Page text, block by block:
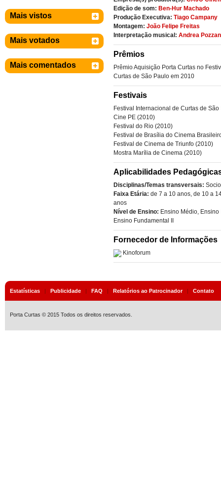
Mais vistos
Mais votados
Mais comentados
Edição de som: Ben-Hur Machado
Produção Executiva: Tiago Campany
Montagem: João Felipe Freitas
Interpretação musical: Andrea
Prêmios
Prêmio Aquisição Porta Curtas no
Curtas de São Paulo em 2010
Festivais
Festival Internacional de Curtas de
Cine PE (2010)
Festival do Rio (2010)
Festival de Brasília do Cinema
Festival de Cinema de Triunfo (2010)
Mostra Marília de Cinema (2010)
Aplicabilidades
Disciplinas/Temas transversais:
Faixa Etária: de 7 a 10 anos, de 10 a
anos
Nível de Ensino: Ensino Médio, Ensino
Ensino Fundamental II
Fornecedor de Informações
Kinoforum
Estatísticas | Publicidade | FAQ | Relatórios ao Patrocinador| Contato
Porta Curtas © 2015 Todos os direitos reservados.